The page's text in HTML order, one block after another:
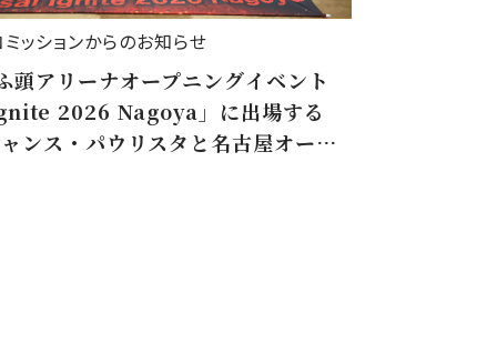
ミッションからのお知らせ
頭アリーナオープニングイベント
2026 Nagoya」に出場する
ンス・パウリスタと名古屋オーシ